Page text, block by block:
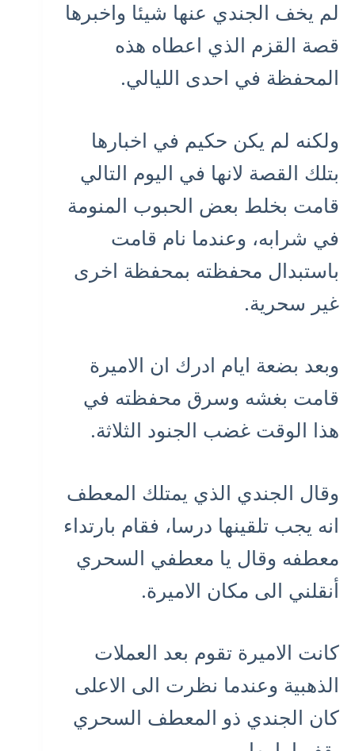
لم يخف الجندي عنها شيئا واخبرها
قصة القزم الذي اعطاه هذه
المحفظة في احدى الليالي.
ولكنه لم يكن حكيم في اخبارها
بتلك القصة لانها في اليوم التالي
قامت بخلط بعض الحبوب المنومة
في شرابه، وعندما نام قامت
باستبدال محفظته بمحفظة اخرى
غير سحرية.
وبعد بضعة ايام ادرك ان الاميرة
قامت بغشه وسرق محفظته في
هذا الوقت غضب الجنود الثلاثة.
وقال الجندي الذي يمتلك المعطف
انه يجب تلقينها درسا، فقام بارتداء
معطفه وقال يا معطفي السحري
أنقلني الى مكان الاميرة.
كانت الاميرة تقوم بعد العملات
الذهبية وعندما نظرت الى الاعلى
كان الجندي ذو المعطف السحري